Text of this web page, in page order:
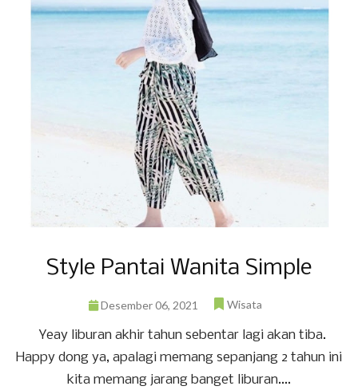
Style Pantai Wanita Simple
Desember 06, 2021 Wisata
Yeay liburan akhir tahun sebentar lagi akan tiba.
Happy dong ya, apalagi memang sepanjang 2 tahun ini
kita memang jarang banget liburan....